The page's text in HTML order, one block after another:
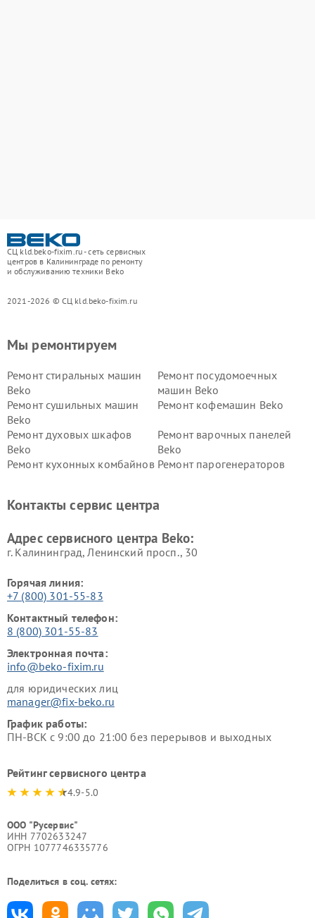
СЦ kld.beko-fixim.ru - сеть сервисных
центров в Калининграде по ремонту
и обслуживанию техники Beko
2021-2026 © СЦ kld.beko-fixim.ru
Мы ремонтируем
Ремонт стиральных машин
Beko
Ремонт посудомоечных
машин Beko
Ремонт сушильных машин
Beko
Ремонт кофемашин Beko
Ремонт духовых шкафов
Beko
Ремонт варочных панелей
Beko
Ремонт кухонных комбайнов Ремонт парогенераторов
Ремонт холодильников Beko Ремонт морозильных камер
Контакты сервис центра
Адрес сервисного центра Beko:
г. Калининград, Ленинский просп., 30
Горячая линия:
+7 (800) 301-55-83
Контактный телефон:
8 (800) 301-55-83
Электронная почта:
info@beko-fixim.ru
для юридических лиц
manager@fix-beko.ru
График работы:
ПН-ВСК с 9:00 до 21:00 без перерывов и выходных
Рейтинг сервисного центра
4.9-5.0
ООО "Русервис"
ИНН 7702633247
ОГРН 1077746335776
Поделиться в соц. сетях: